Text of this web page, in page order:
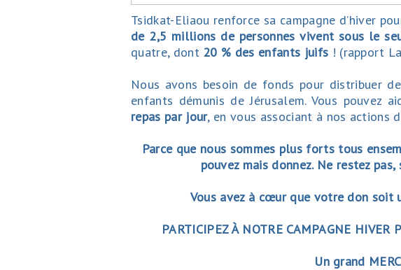
Tsidkat-Eliaou renforce sa campagne d’hiver
de 2,5 millions de personnes vivent sous le
quatre, dont 20 % des enfants juifs ! (rapport
Nous avons besoin de fonds pour distribuer
enfants démunis de Jérusalem. Vous pouvez
repas par jour, en vous associant à nos actions
Parce que nous sommes plus forts tous
pouvez mais donnez. Ne restez
Vous avez à cœur que votre don
PARTICIPEZ À NOTRE CAMPAGNE
Un grand